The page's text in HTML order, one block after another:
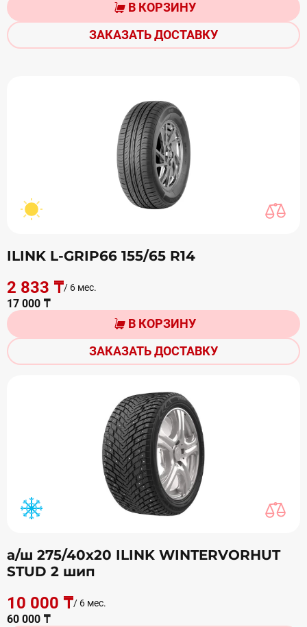
В КОРЗИНУ
ЗАКАЗАТЬ ДОСТАВКУ
ILINK L-GRIP66 155/65 R14
2 833 ₸/ 6 мес.
17 000 ₸
В КОРЗИНУ
ЗАКАЗАТЬ ДОСТАВКУ
а/ш 275/40х20 ILINK WINTERVORHUT
STUD 2 шип
10 000 ₸/ 6 мес.
60 000 ₸